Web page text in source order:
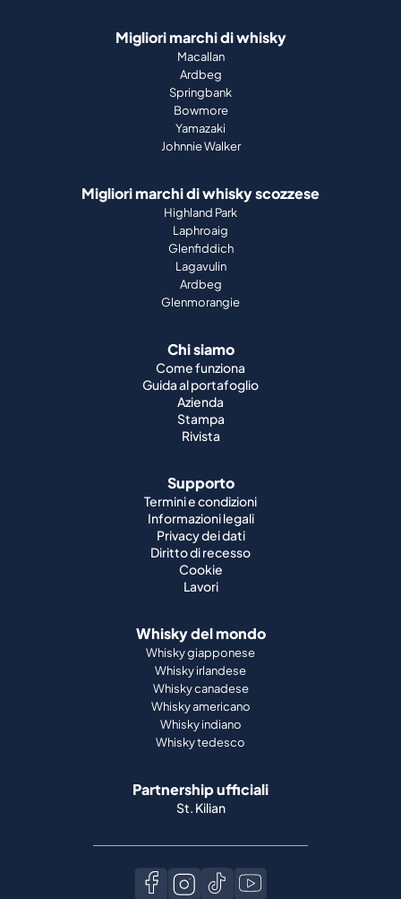
Migliori marchi di whisky
Macallan
Ardbeg
Springbank
Bowmore
Yamazaki
Johnnie Walker
Migliori marchi di whisky scozzese
Highland Park
Laphroaig
Glenfiddich
Lagavulin
Ardbeg
Glenmorangie
Chi siamo
Come funziona
Guida al portafoglio
Azienda
Stampa
Rivista
Supporto
Termini e condizioni
Informazioni legali
Privacy dei dati
Diritto di recesso
Cookie
Lavori
Whisky del mondo
Whisky giapponese
Whisky irlandese
Whisky canadese
Whisky americano
Whisky indiano
Whisky tedesco
Partnership ufficiali
St. Kilian